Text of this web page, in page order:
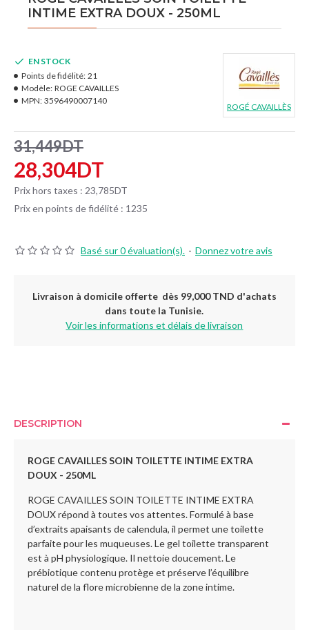
INTIME EXTRA DOUX - 250ML
Basé sur 0 évaluation(s). - Donnez votre avis
28,304DT
31,449DT
Prix hors taxes : 23,785DT
Prix en points de fidélité : 1235
EN STOCK
Points de fidélité: 21
Modèle: ROGE CAVAILLES
MPN: 3596490007140
ROGÉ CAVAILLÈS
Livraison à domicile offerte dès 99,000 TND d'achats
dans toute la Tunisie.
Voir les informations et délais de livraison
DESCRIPTION
ROGE CAVAILLES SOIN TOILETTE INTIME EXTRA
DOUX - 250ML
ROGE CAVAILLES SOIN TOILETTE INTIME EXTRA
DOUX répond à toutes vos attentes. Formulé à base
d’extraits apaisants de calendula, il permet une toilette
parfaite pour les muqueuses. Le gel toilette transparent
est à pH physiologique. Il nettoie doucement. Le
prébiotique contenu protège et préserve l’équilibre
naturel de la flore microbienne de la zone intime.